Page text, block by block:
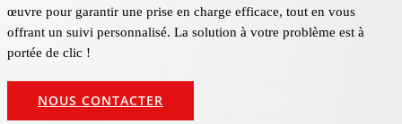
œuvre pour garantir une prise en charge efficace, tout en vous
offrant un suivi personnalisé. La solution à votre problème est à
portée de clic !
NOUS CONTACTER